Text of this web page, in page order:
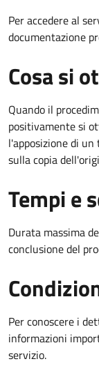
Per accedere al
documentazione
Cosa si
Quando il
positivamente si
l'apposizione di
sulla copia
Tempi e
Durata massima
conclusione del
Per conoscere i
informazioni
servizio.